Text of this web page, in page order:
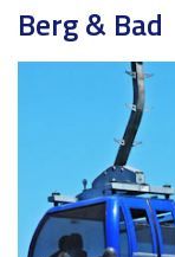
Berg & Bad